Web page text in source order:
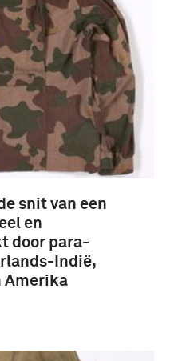
(184)
snit van een
en
door para-
Indië,
Amerika